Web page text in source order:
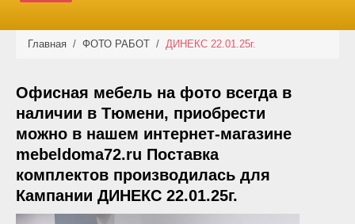
НОВИНКИ
АКЦИИ
ФОТО РАБОТ
УСЛУГИ
Главная / ФОТО РАБОТ / ДИНЕКС 22.01.25г.
Офисная мебель на фото всегда в
наличии в Тюмени, приобрести
можно в нашем интернет-магазине
mebeldoma72.ru Поставка
комплектов производилась для
Кампании ДИНЕКС 22.01.25г.